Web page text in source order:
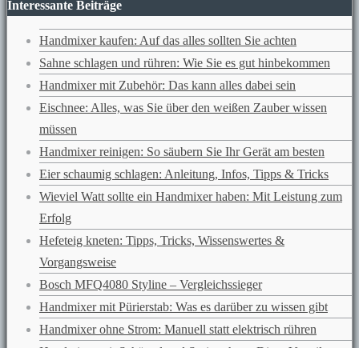
Interessante Beiträge
Handmixer kaufen: Auf das alles sollten Sie achten
Sahne schlagen und rühren: Wie Sie es gut hinbekommen
Handmixer mit Zubehör: Das kann alles dabei sein
Eischnee: Alles, was Sie über den weißen Zauber wissen
müssen
Handmixer reinigen: So säubern Sie Ihr Gerät am besten
Eier schaumig schlagen: Anleitung, Infos, Tipps & Tricks
Wieviel Watt sollte ein Handmixer haben: Mit Leistung zum
Erfolg
Hefeteig kneten: Tipps, Tricks, Wissenswertes &
Vorgangsweise
Bosch MFQ4080 Styline – Vergleichssieger
Handmixer mit Pürierstab: Was es darüber zu wissen gibt
Handmixer ohne Strom: Manuell statt elektrisch rühren